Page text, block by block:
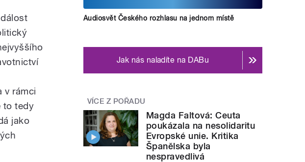
v rámci
to tedy
jako
Audiosvět Českého rozhlasu na jednom místě
Jak nás naladíte na DABu
VÍCE Z POŘADU
Magda Faltová: Ceuta
poukázala na nesolidaritu
Evropské unie. Kritika
Španělska byla
nespravedlivá